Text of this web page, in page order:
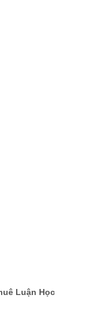
Luận Học